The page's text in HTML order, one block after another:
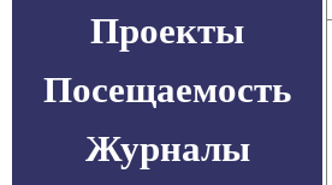
Проекты
Посещаемость
Журналы